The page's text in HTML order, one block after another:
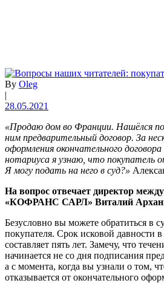
By Oleg
|
28.05.2021
«Продаю дом во Франции. Нашёлся
ним предварительный договор. За
оформления окончательного
нотариуса я узнаю, что покупатель
Я могу подать на него в суд?»
На вопрос отвечает директор
«КОФРАНС САРЛ» Виталий
Безусловно вы можете обратиться в
покупателя. Срок исковой давности
составляет пять лет. Замечу, что
начинается не со дня подписания
а с момента, когда вы узнали о том,
отказывается от окончательного